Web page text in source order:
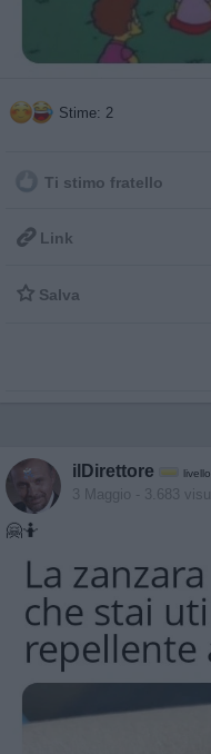
Stime: 2
Ti stimo fratello
 Link
 Salva
ilDirettore
3 Maggio - 3.683
🤗🤷